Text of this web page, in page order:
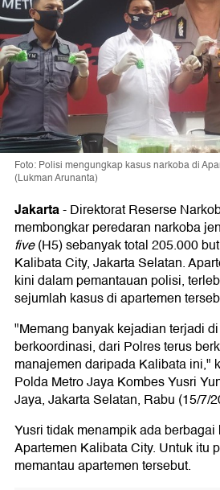
Foto: Polisi mengungkap kasus narkoba di
(Lukman Arunanta)
Jakarta-Direktorat Reserse
membongkar peredaran narkoba
five(H5) sebanyak total 205.000
Kalibata City, Jakarta Selatan.
kini dalam pemantauan polisi,
sejumlah kasus di apartemen
"Memang banyak kejadian terjadi
berkoordinasi, dari Polres terus
manajemen daripada Kalibata ini,"
Polda Metro Jaya Kombes Yusri
Jaya, Jakarta Selatan, Rabu (15/7/
Yusri tidak menampik ada
Apartemen Kalibata City. Untuk itu
memantau apartemen tersebut.